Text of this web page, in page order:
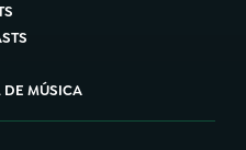
DE MÚSICA